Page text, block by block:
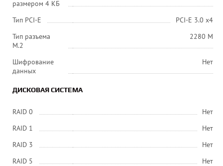
размером 4 КБ
Тип PCI-E
PCI-E 3.0 x4
Тип разъема
M.2
2280 M
Шифрование
данных
Нет
ДИСКОВАЯ СИСТЕМА
RAID 0
Нет
RAID 1
Нет
RAID 3
Нет
RAID 5
Нет